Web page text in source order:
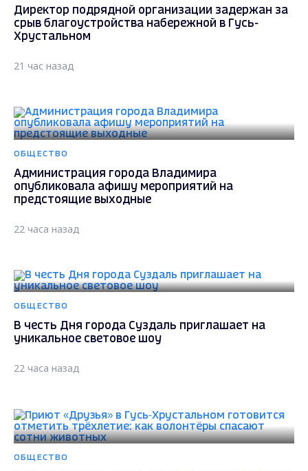
Директор подрядной организации задержан за
срыв благоустройства набережной в Гусь-
Хрустальном
21 час назад
ОБЩЕСТВО
Администрация города Владимира
опубликовала афишу мероприятий на
предстоящие выходные
22 часа назад
ОБЩЕСТВО
В честь Дня города Суздаль приглашает на
уникальное световое шоу
22 часа назад
ОБЩЕСТВО